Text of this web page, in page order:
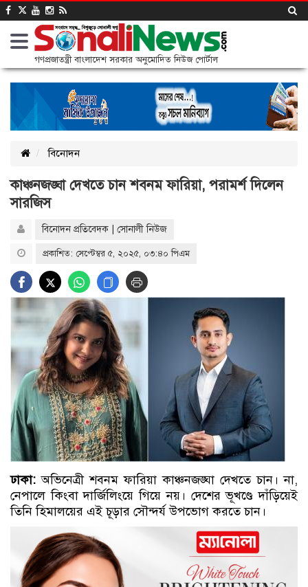
গণপ্রজাতন্ত্রী বাংলাদেশ সরকার অনুমোদিত নিউজ পোর্টাল
বিনোদন
কাঞ্চনজঙ্ঘা দেখতে চান শবনম ফারিয়া, পরামর্শ দিলেন
সারজিস
বিনোদন প্রতিবেদক | সোনালী নিউজ
প্রকাশিত: সেপ্টেম্বর ৫, ২০২৫, ০৩:৪০ পিএম
ঢাকা: অভিনেত্রী শবনম ফারিয়া কাঞ্চনজঙ্ঘা দেখতে চান। না,
নেপালে কিংবা দার্জিলিংয়ে গিয়ে নয়। দেশের ভূখণ্ডে দাঁড়িয়েই
তিনি হিমালয়ের এই চূড়ার সৌন্দর্য উপভোগ করতে চান।